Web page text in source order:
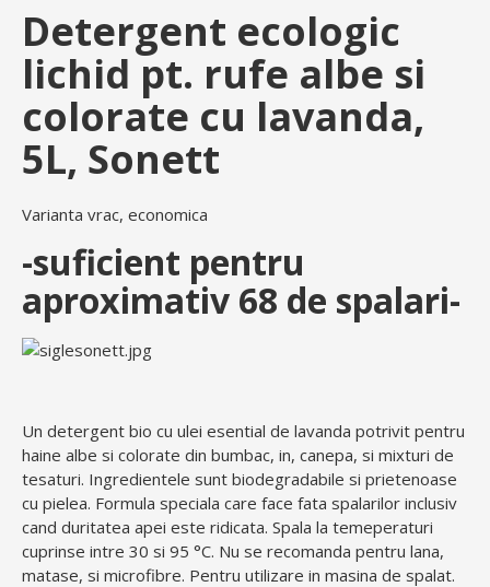
Detergent ecologic
lichid pt. rufe albe si
colorate cu lavanda,
5L, Sonett
Varianta vrac, economica
-suficient pentru
aproximativ 68 de spalari-
Un detergent bio cu ulei esential de lavanda potrivit pentru
haine albe si colorate din bumbac, in, canepa, si mixturi de
tesaturi. Ingredientele sunt biodegradabile si prietenoase
cu pielea. Formula speciala care face fata spalarilor inclusiv
cand duritatea apei este ridicata. Spala la temeperaturi
cuprinse intre 30 si 95 °C. Nu se recomanda pentru lana,
matase, si microfibre. Pentru utilizare in masina de spalat.